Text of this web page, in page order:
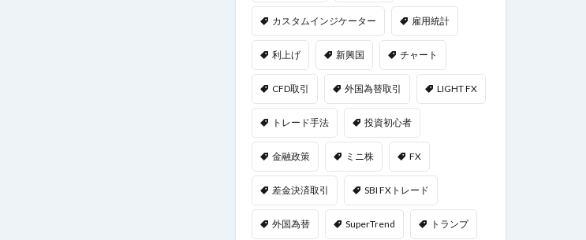
カスタムインジケーター 雇用統計
利上げ 新興国 チャート
CFD取引 外国為替取引 LIGHT FX
トレード手法 投資初心者
金融政策 ミニ株 FX
差金決済取引 SBI FXトレード
外国為替 SuperTrend トランプ